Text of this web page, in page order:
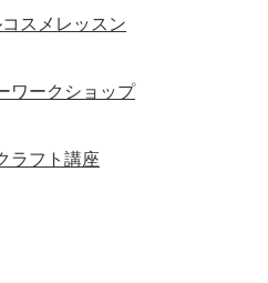
スメレッスン
ワークショップ
ラフト講座